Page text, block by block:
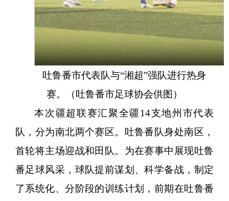
吐鲁番市代表队与“湘超”强队进行热身
赛。（吐鲁番市足球协会供图）
本次疆超联赛汇聚全疆14支地州市代表
队，分为南北两个赛区。吐鲁番队身处南区，
首轮将主场迎战和田队。为在赛事中展现吐鲁
番足球风采，球队提前谋划、科学备战，制定
了系统化、分阶段的训练计划，前期在吐鲁番